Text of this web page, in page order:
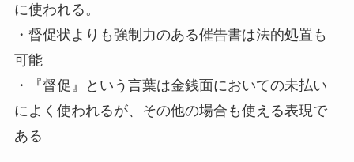
に使われる。
・督促状よりも強制力のある催告書は法的処置も
可能
・『督促』という言葉は金銭面においての未払い
によく使われるが、その他の場合も使える表現で
ある